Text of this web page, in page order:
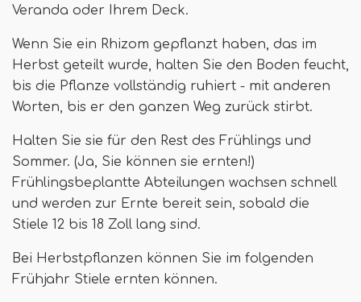
Veranda oder Ihrem Deck.
Wenn Sie ein Rhizom gepflanzt haben, das im
Herbst geteilt wurde, halten Sie den Boden feucht,
bis die Pflanze vollständig ruhiert - mit anderen
Worten, bis er den ganzen Weg zurück stirbt.
Halten Sie sie für den Rest des Frühlings und
Sommer. (Ja, Sie können sie ernten!)
Frühlingsbeplantte Abteilungen wachsen schnell
und werden zur Ernte bereit sein, sobald die
Stiele 12 bis 18 Zoll lang sind.
Bei Herbstpflanzen können Sie im folgenden
Frühjahr Stiele ernten können.